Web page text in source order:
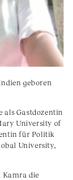
geboren
als Gastdozentin
University of
für Politik
University,
die